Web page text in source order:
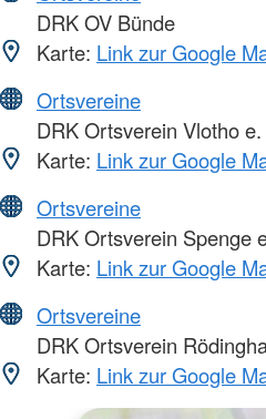
DRK OV Bünde
Karte: Link zur Google
Ortsvereine
DRK Ortsverein Vlotho e.
Karte: Link zur Google
Ortsvereine
DRK Ortsverein Spenge
Karte: Link zur Google
Ortsvereine
DRK Ortsverein
Karte: Link zur Google